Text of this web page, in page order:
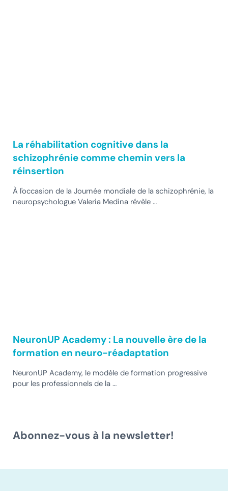
La réhabilitation cognitive dans la
schizophrénie comme chemin vers la
réinsertion
À l'occasion de la Journée mondiale de la schizophrénie, la
neuropsychologue Valeria Medina révèle …
NeuronUP Academy : La nouvelle ère de la
formation en neuro-réadaptation
NeuronUP Academy, le modèle de formation progressive
pour les professionnels de la …
Abonnez-vous à la newsletter!